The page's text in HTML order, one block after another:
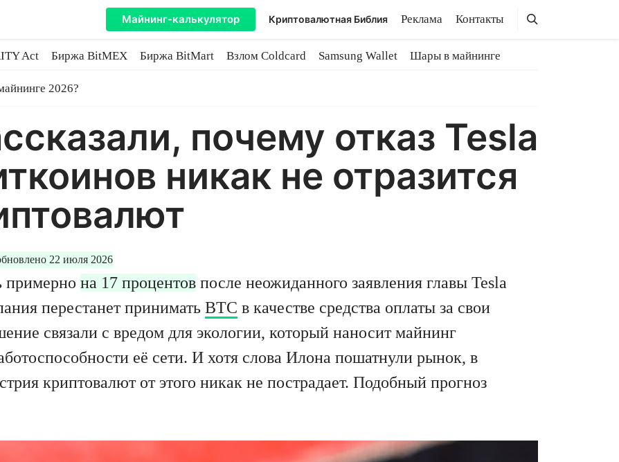
Майнинг-калькулятор Криптовалютная Библия Реклама Контакты Поиск
Поиск
Act Биржа BitMEX Биржа BitMart Взлом Coldcard Samsung Wallet
Шары в майнинге
2026?
почему отказ Tesla
никак не отразится
22 июля 2026
примерно на 17 процентов после неожиданного заявления главы Tesla
перестанет принимать BTC в качестве средства оплаты за свои
связали с вредом для экологии, который наносит майнинг
её сети. И хотя слова Илона пошатнули рынок, в
криптовалют от этого никак не пострадает. Подобный прогноз